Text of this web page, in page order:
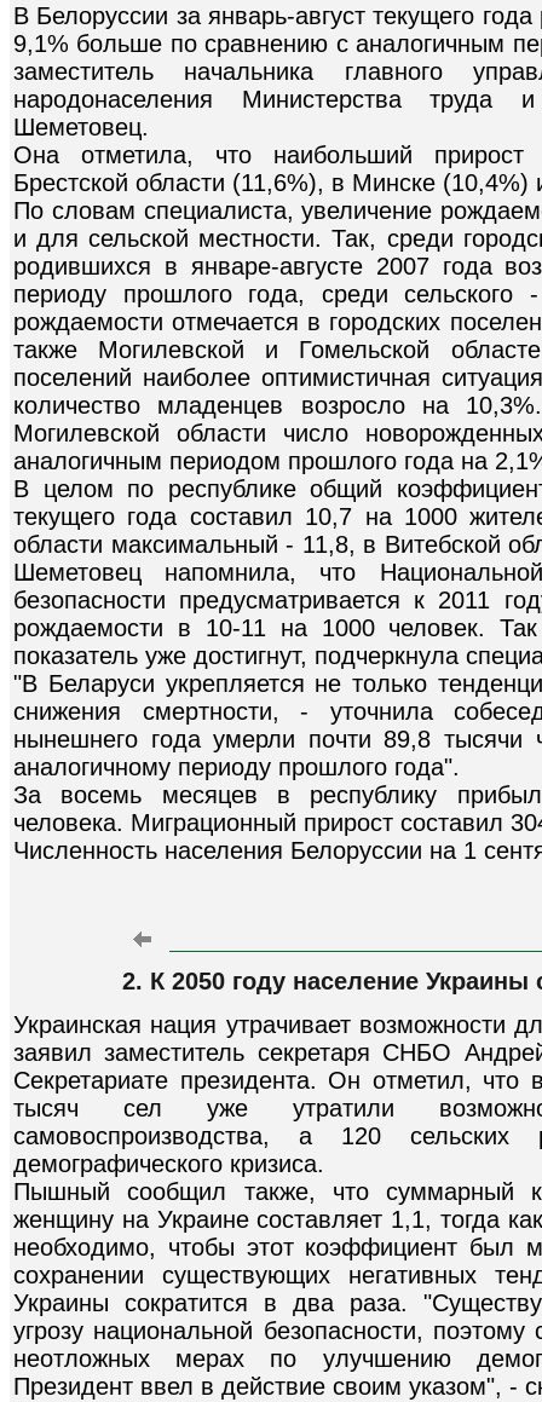
В Белоруссии за январь-август текущего
9,1% больше по сравнению с аналогичным
заместитель начальника главного
народонаселения Министерства труда
Шеметовец.
Она отметила, что наибольший прирост
Брестской области (11,6%), в Минске (10,4%)
По словам специалиста, увеличение
и для сельской местности. Так, среди
родившихся в январе-августе 2007 года
периоду прошлого года, среди
рождаемости отмечается в городских
также Могилевской и Гомельской
поселений наиболее оптимистичная
количество младенцев возросло на
Могилевской области число
аналогичным периодом прошлого года на
В целом по республике общий
текущего года составил 10,7 на 1000
области максимальный - 11,8, в Витебской
Шеметовец напомнила, что
безопасности предусматривается к 2011
рождаемости в 10-11 на 1000 человек.
показатель уже достигнут, подчеркнула
"В Беларуси укрепляется не только
снижения смертности, - уточнила
нынешнего года умерли почти 89,8 тысячи
аналогичному периоду прошлого года".
За восемь месяцев в республику
человека. Миграционный прирост составил
Численность населения Белоруссии на 1
2. К 2050 году население Украины
Украинская нация утрачивает возможности
заявил заместитель секретаря СНБО
Секретариате президента. Он отметил,
тысяч сел уже утратили
самовоспроизводства, а 120 сельских
демографического кризиса.
Пышный сообщил также, что суммарный
женщину на Украине составляет 1,1, тогда
необходимо, чтобы этот коэффициент был
сохранении существующих негативных
Украины сократится в два раза.
угрозу национальной безопасности,
неотложных мерах по улучшению
Президент ввел в действие своим указом", -